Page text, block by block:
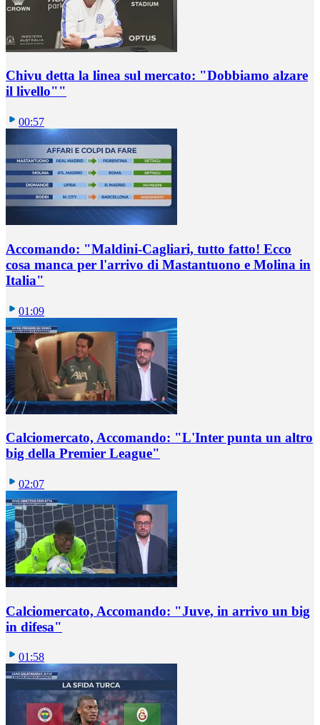
Chivu detta la linea sul mercato: "Dobbiamo alzare
il livello""
00:57
Accomando: "Maldini-Cagliari, tutto fatto! Ecco
cosa manca per l'arrivo di Mastantuono e Molina in
Italia"
01:09
Calciomercato, Accomando: "L'Inter punta un altro
big della Premier League"
02:07
Calciomercato, Accomando: "Juve, in arrivo un big
in difesa"
01:58